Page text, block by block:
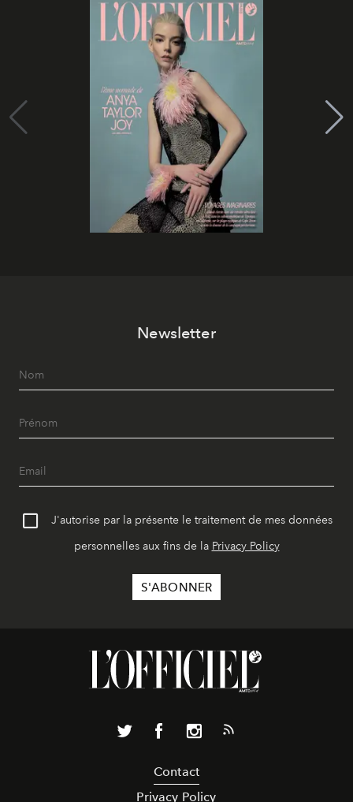
Newsletter
J'autorise par la présente le traitement de mes données
personnelles aux fins de la Privacy Policy
Contact
Privacy Policy